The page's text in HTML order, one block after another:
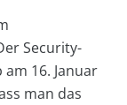
Security-
16. Januar
man das